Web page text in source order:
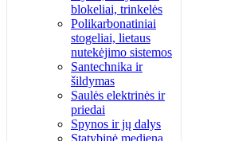
blokeliai, trinkelės
Polikarbonatiniai
stogeliai, lietaus
nutekėjimo sistemos
Santechnika ir
šildymas
Saulės elektrinės ir
priedai
Spynos ir jų dalys
Statybinė mediena